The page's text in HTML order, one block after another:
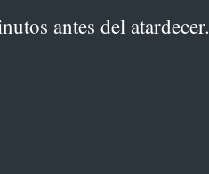
antes del atardecer.